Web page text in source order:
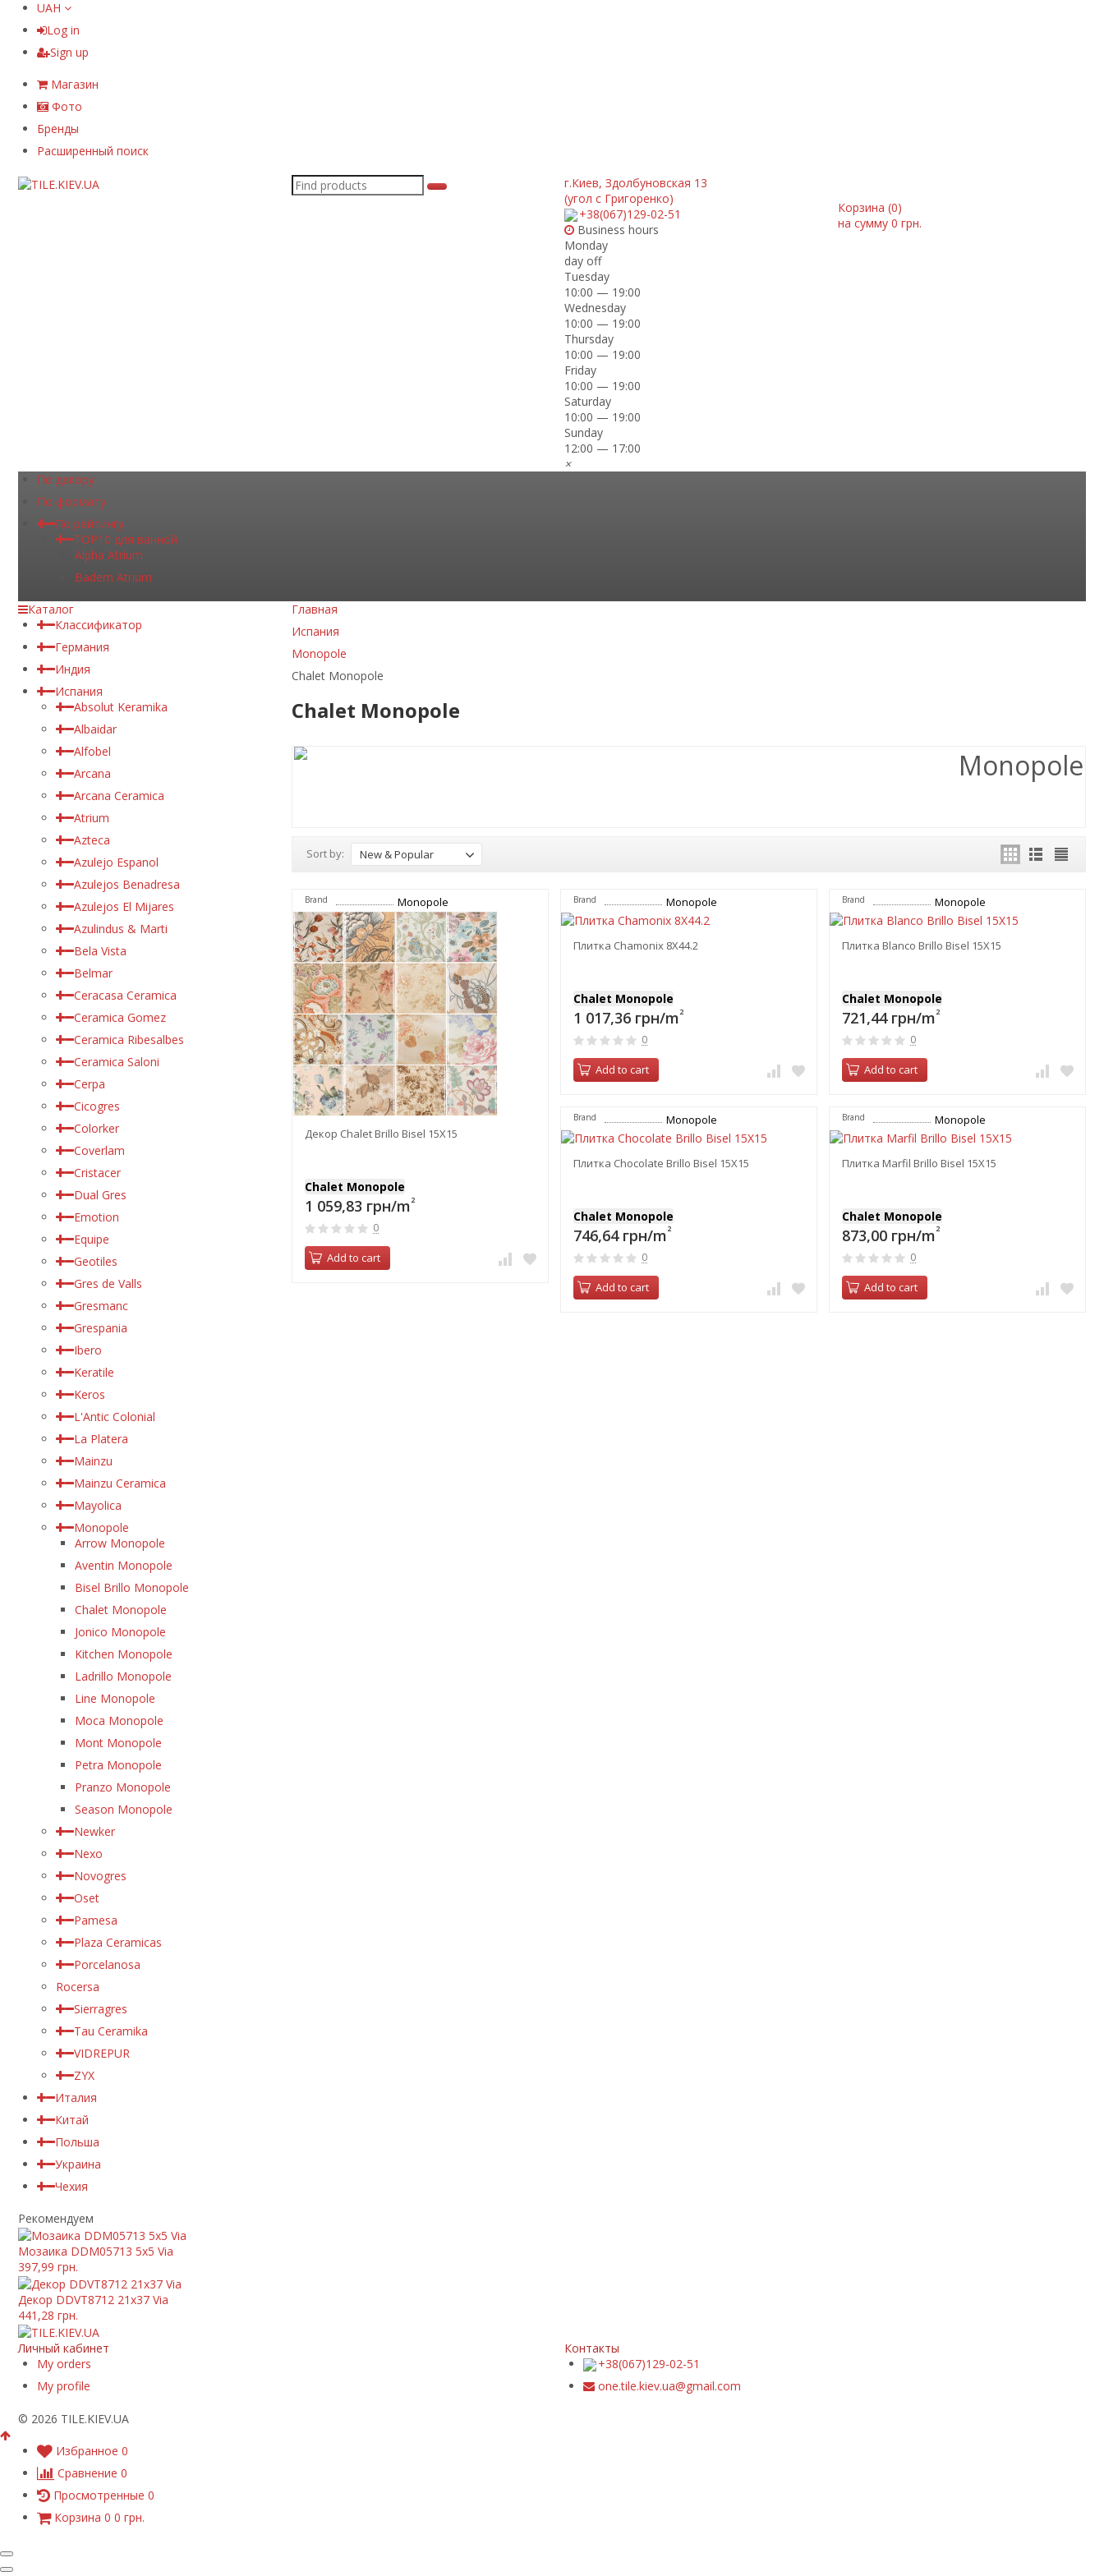
UAH
Log in
Sign up
Магазин
Фото
Бренды
Расширенный поиск
г.Киев, Здолбуновская 13
(угол с Григоренко)
+38(067)129-02-51
Business hours
Monday
day off
Tuesday
10:00 — 19:00
Wednesday
10:00 — 19:00
Thursday
10:00 — 19:00
Friday
10:00 — 19:00
Saturday
10:00 — 19:00
Sunday
12:00 — 17:00
×
Корзина (0)
на сумму 0 грн.
По декору
По формату
По рейтингу
TOP10 для ванной
Alpha Atrium
Badem Atrium
Главная
Испания
Monopole
Chalet Monopole
Chalet Monopole
Monopole
Sort by: New & Popular
Brand Monopole
Декор Chalet Brillo Bisel 15Х15
Chalet Monopole
1 059,83 грн/m2
0
Add to cart
Brand Monopole
Плитка Chamonix 8Х44.2
Chalet Monopole
1 017,36 грн/m2
0
Add to cart
Brand Monopole
Плитка Blanco Brillo Bisel 15Х15
Chalet Monopole
721,44 грн/m2
0
Add to cart
Brand Monopole
Плитка Chocolate Brillo Bisel 15Х15
Chalet Monopole
746,64 грн/m2
0
Add to cart
Brand Monopole
Плитка Marfil Brillo Bisel 15Х15
Chalet Monopole
873,00 грн/m2
0
Add to cart
Каталог
Классификатор
Германия
Индия
Испания
Absolut Keramika
Albaidar
Alfobel
Arcana
Arcana Ceramica
Atrium
Azteca
Azulejo Espanol
Azulejos Benadresa
Azulejos El Mijares
Azulindus & Marti
Bela Vista
Belmar
Ceracasa Ceramica
Ceramica Gomez
Ceramica Ribesalbes
Ceramica Saloni
Cerpa
Cicogres
Colorker
Coverlam
Cristacer
Dual Gres
Emotion
Equipe
Geotiles
Gres de Valls
Gresmanc
Grespania
Ibero
Keratile
Keros
L'Antic Colonial
La Platera
Mainzu
Mainzu Ceramica
Mayolica
Monopole
Arrow Monopole
Aventin Monopole
Bisel Brillo Monopole
Chalet Monopole
Jonico Monopole
Kitchen Monopole
Ladrillo Monopole
Line Monopole
Moca Monopole
Mont Monopole
Petra Monopole
Pranzo Monopole
Season Monopole
Newker
Nexo
Novogres
Oset
Pamesa
Plaza Ceramicas
Porcelanosa
Rocersa
Sierragres
Tau Ceramika
VIDREPUR
ZYX
Италия
Китай
Польша
Украина
Чехия
Рекомендуем
Мозаика DDM05713 5x5 Via
397,99 грн.
Декор DDVT8712 21x37 Via
441,28 грн.
Личный кабинет
My orders
My profile
Контакты
+38(067)129-02-51
one.tile.kiev.ua@gmail.com
© 2026 TILE.KIEV.UA
Избранное 0
Сравнение 0
Просмотренные 0
Корзина 0 0 грн.